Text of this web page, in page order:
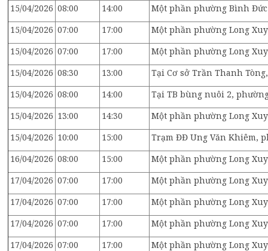
15/04/2026 08:00 14:00
Một phần phường Bình
15/04/2026 07:00 17:00
Một phần phường Long
15/04/2026 07:00 17:00
Một phần phường Long
15/04/2026 08:30 13:00
Tại Cơ sở Trần Thanh
15/04/2026 08:00 14:00
Tại TB bùng nuôi 2,
15/04/2026 13:00 14:30
Một phần phường Long
15/04/2026 10:00 15:00
Trạm ĐĐ Ung Văn Khiêm,
16/04/2026 08:00 15:00
Một phần phường Long
17/04/2026 07:00 17:00
Một phần phường Long
17/04/2026 07:00 17:00
Một phần phường Long
17/04/2026 07:00 17:00
Một phần phường Long
17/04/2026 07:00 17:00
Một phần phường Long